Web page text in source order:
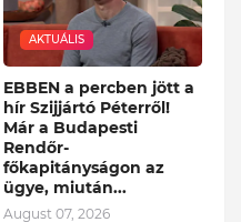
AKTUÁLIS
EBBEN a percben jött a
hír Szijjártó Péterről!
Már a Budapesti
Rendőr-
főkapitányságon az
ügye, miután...
August 07, 2026